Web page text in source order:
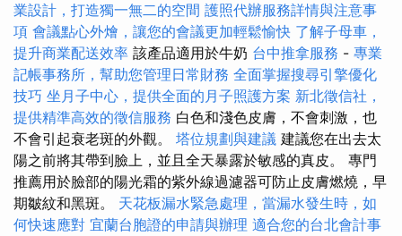
業設計，打造獨一無二的空間 護照代辦服務詳情與注意事
項 會議點心外燴，讓您的會議更加輕鬆愉快 了解子母車，
提升商業配送效率 該產品適用於牛奶 台中推拿服務 - 專業
記帳事務所，幫助您管理日常財務 全面掌握搜尋引擎優化
技巧 坐月子中心，提供全面的月子照護方案 新北徵信社，
提供精準高效的徵信服務 白色和淺色皮膚，不會刺激，也
不會引起衰老斑的外觀。 塔位規劃與建議 建議您在出去太
陽之前將其帶到臉上，並且全天暴露於敏感的真皮。 專門
推薦用於臉部的陽光霜的紫外線過濾器可防止皮膚燃燒，早
期皺紋和黑斑。 天花板漏水緊急處理，當漏水發生時，如
何快速應對 宜蘭台胞證的申請與辦理 適合您的台北會計事